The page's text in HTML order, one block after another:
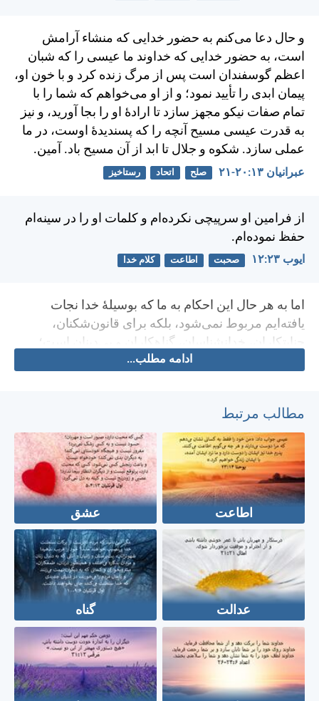
و حال دعا می‌كنم به حضور خدايی كه منشاء آرامش
است، به حضور خدايی كه خداوند ما عيسی را كه شبان
اعظم گوسفندان است پس از مرگ زنده كرد و با خون او،
پيمان ابدی را تأييد نمود؛ و از او می‌خواهم كه شما را با
تمام صفات نيكو مجهز سازد تا ارادهٔ او را بجا آوريد، و نيز
به قدرت عيسی مسيح آنچه را كه پسنديدهٔ اوست، در ما
عملی سازد. شكوه و جلال تا ابد از آن مسيح باد. آمين.
عبرانيان ۱۳:‏۲۰-‏۲۱ صلح اتحاد رستاخیز
از فرامين او سرپيچی نكرده‌ام و كلمات او را در سينه‌ام
حفظ نموده‌ام.
ايوب ۲۳:‏۱۲ صحبت اطاعت کلام خدا
اما به هر حال اين احكام به ما كه بوسيلهٔ خدا نجات
يافته‌ايم مربوط نمی‌شود، بلكه برای قانون‌شكنان،
جنايتكاران، خدانشناسان، گناهكاران و بی‌دينان است؛
برای آنانی است كه پدر و مادر خود را مورد ضرب و شتم
زناكاران، همجنس‌بازان، آدم دزدان، دروغگويان و تمام
كسانی كه مرتكب اعمالی برخلاف تعليم صحيح
می‌گردند، تعليمی كه مطابق انجيل پرجلال خدای متبارک
است، و من نيز برای اعلام آن تعيين شده‌ام.
ادامه مطلب...
مطالب مرتبط
اطاعت عشق
عدالت گناه